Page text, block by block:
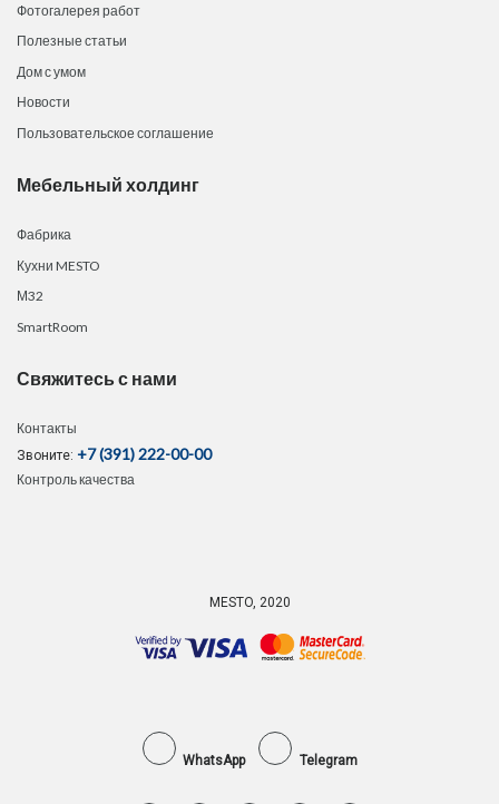
Фотогалерея работ
Полезные статьи
Дом с умом
Новости
Пользовательское соглашение
Мебельный холдинг
Фабрика
Кухни MESTO
М32
SmartRoom
Свяжитесь с нами
Контакты
Звоните: +7 (391) 222-00-00
Контроль качества
MESTO, 2020
WhatsApp Telegram